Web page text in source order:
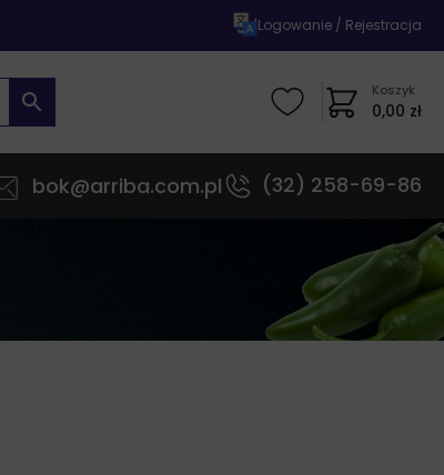
|Logowanie / Rejestracja
Koszyk
0,00 zł
bok@arriba.com.pl (32) 258-69-86